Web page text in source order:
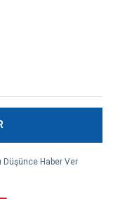
Düşünce Haber Ver